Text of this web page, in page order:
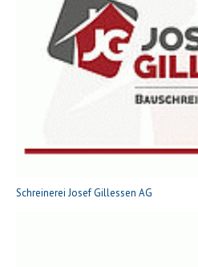
Schreinerei Josef Gillessen AG